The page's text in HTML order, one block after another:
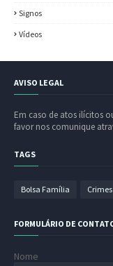
Signos
Vídeos
AVISO LEGAL
Em caso de atos ilícitos
favor nos comunique
TAGS
Bolsa Família Crimes
FORMULÁRIO DE
Nome